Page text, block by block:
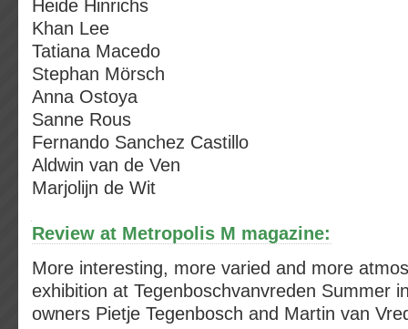
Heide Hinrichs
Khan Lee
Tatiana Macedo
Stephan Mörsch
Anna Ostoya
Sanne Rous
Fernando Sanchez Castillo
Aldwin van de Ven
Marjolijn de Wit
Review at Metropolis M magazine:
More interesting, more varied and more
exhibition at Tegenboschvanvreden Summer
owners Pietje Tegenbosch and Martin van